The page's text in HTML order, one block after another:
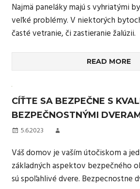
Najmä paneláky majú s vyhriatými
veľké problémy. V niektorých
časté vetranie, či zastieranie žalúzii.
READ MORE
CÍŤTE SA BEZPEČNE S
BEZPEČNOSTNÝMI
5.6.2023
Váš domov je vaším útočiskom a
základných aspektov bezpečného
sú spoľahlivé dvere. Bezpecnostne